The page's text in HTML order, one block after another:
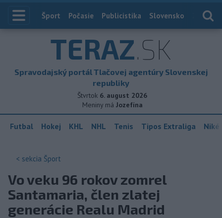
Index
Šport Počasie Publicistika Slovensko
TERAZ.SK
Spravodajský portál Tlačovej agentúry Slovenskej
republiky
Štvrtok 6. august 2026
Meniny má Jozefína
Futbal Hokej KHL NHL Tenis Tipos Extraliga
< sekcia Šport
Vo veku 96 rokov zomrel
Santamaria, člen zlatej
generácie Realu Madrid